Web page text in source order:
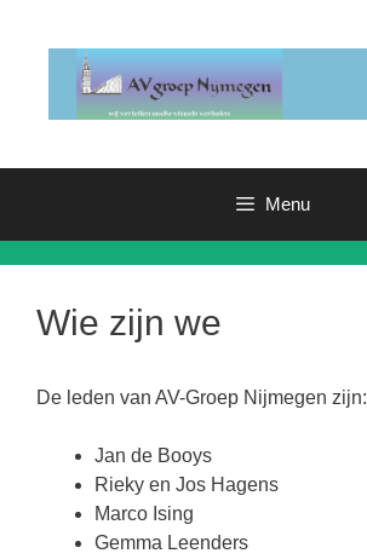
Menu
Wie zijn we
De leden van AV-Groep Nijmegen zijn:
Jan de Booys
Rieky en Jos Hagens
Marco Ising
Gemma Leenders